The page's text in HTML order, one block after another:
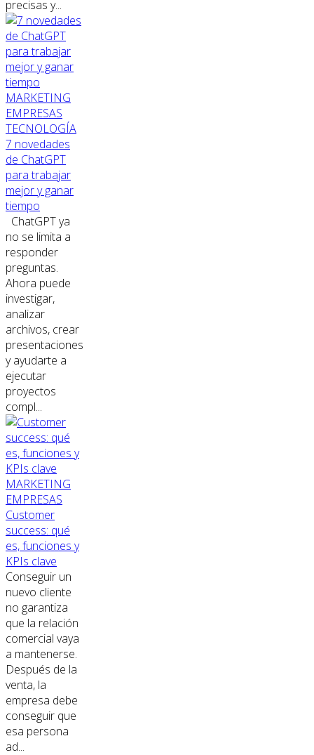
precisas y...
MARKETING
EMPRESAS
TECNOLOGÍA
7 novedades
de ChatGPT
para trabajar
mejor y ganar
tiempo
ChatGPT ya
no se limita a
responder
preguntas.
Ahora puede
investigar,
analizar
archivos, crear
presentaciones
y ayudarte a
ejecutar
proyectos
compl...
MARKETING
EMPRESAS
Customer
success: qué
es, funciones y
KPIs clave
Conseguir un
nuevo cliente
no garantiza
que la relación
comercial vaya
a mantenerse.
Después de la
venta, la
empresa debe
conseguir que
esa persona
ad...